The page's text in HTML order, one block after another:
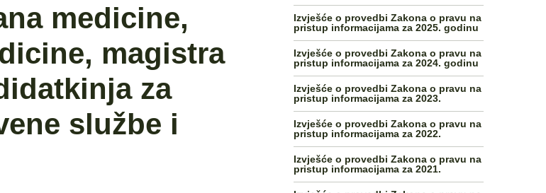
medicine,
magistra
za
službe i
Izvješće o provedbi Zakona o pravu na
pristup informacijama za 2025. godinu
Izvješće o provedbi Zakona o pravu na
pristup informacijama za 2024. godinu
Izvješće o provedbi Zakona o pravu na
pristup informacijama za 2023.
Izvješće o provedbi Zakona o pravu na
pristup informacijama za 2022.
Izvješće o provedbi Zakona o pravu na
pristup informacijama za 2021.